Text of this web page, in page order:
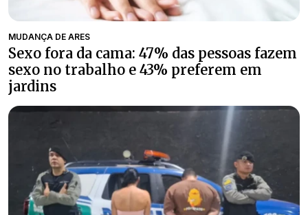
MUDANÇA DE ARES
Sexo fora da cama: 47% das pessoas fazem
sexo no trabalho e 43% preferem em
jardins